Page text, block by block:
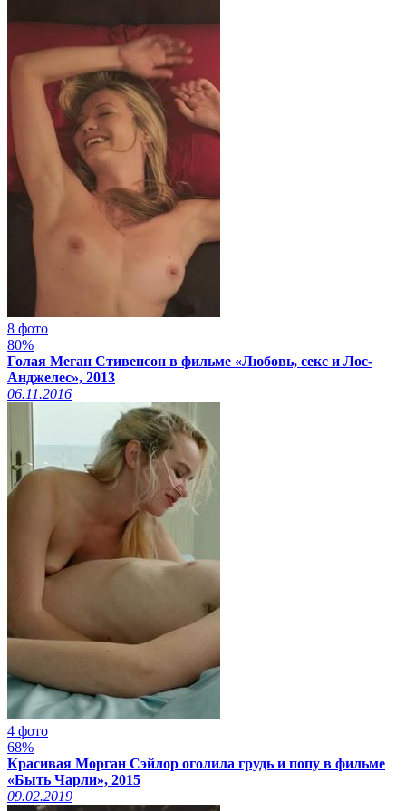
8 фото
80%
Голая Меган Стивенсон в фильме «Любовь, секс и Лос-
Анджелес», 2013
06.11.2016
4 фото
68%
Красивая Морган Сэйлор оголила грудь и попу в фильме
«Быть Чарли», 2015
09.02.2019